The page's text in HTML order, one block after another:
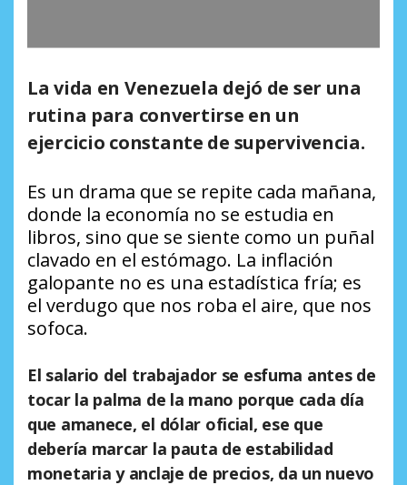
La vida en Venezuela dejó de ser una
rutina para convertirse en un
ejercicio constante de supervivencia.
Es un drama que se repite cada mañana,
donde la economía no se estudia en
libros, sino que se siente como un puñal
clavado en el estómago. La inflación
galopante no es una estadística fría; es
el verdugo que nos roba el aire, que nos
sofoca.
​El salario del trabajador se esfuma antes de
tocar la palma de la mano porque cada día
que amanece, el dólar oficial, ese que
debería marcar la pauta de estabilidad
monetaria y anclaje de precios, da un nuevo